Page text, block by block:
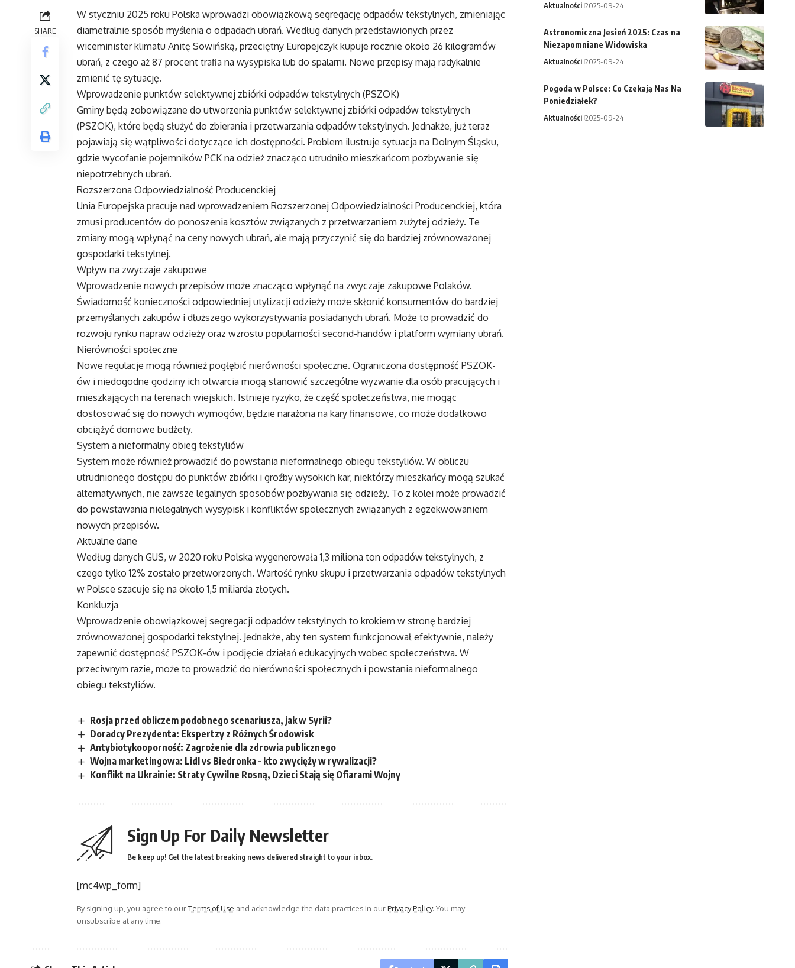
SHARE
W styczniu 2025 roku Polska wprowadzi obowiązkową segregację odpadów tekstylnych, zmieniając
diametralnie sposób myślenia o odpadach ubrań. Według danych przedstawionych przez
wiceminister klimatu Anitę Sowińską, przeciętny Europejczyk kupuje rocznie około 26 kilogramów
ubrań, z czego aż 87 procent trafia na wysypiska lub do spalarni. Nowe przepisy mają radykalnie
zmienić tę sytuację.
Wprowadzenie punktów selektywnej zbiórki odpadów tekstylnych (PSZOK)
Gminy będą zobowiązane do utworzenia punktów selektywnej zbiórki odpadów tekstylnych
(PSZOK), które będą służyć do zbierania i przetwarzania odpadów tekstylnych. Jednakże, już teraz
pojawiają się wątpliwości dotyczące ich dostępności. Problem ilustruje sytuacja na Dolnym Śląsku,
gdzie wycofanie pojemników PCK na odzież znacząco utrudniło mieszkańcom pozbywanie się
niepotrzebnych ubrań.
Rozszerzona Odpowiedzialność Producenckiej
Unia Europejska pracuje nad wprowadzeniem Rozszerzonej Odpowiedzialności Producenckiej, która
zmusi producentów do ponoszenia kosztów związanych z przetwarzaniem zużytej odzieży. Te
zmiany mogą wpłynąć na ceny nowych ubrań, ale mają przyczynić się do bardziej zrównoważonej
gospodarki tekstylnej.
Wpływ na zwyczaje zakupowe
Wprowadzenie nowych przepisów może znacząco wpłynąć na zwyczaje zakupowe Polaków.
Świadomość konieczności odpowiedniej utylizacji odzieży może skłonić konsumentów do bardziej
przemyślanych zakupów i dłuższego wykorzystywania posiadanych ubrań. Może to prowadzić do
rozwoju rynku napraw odzieży oraz wzrostu popularności second-handów i platform wymiany ubrań.
Nierówności społeczne
Nowe regulacje mogą również pogłębić nierówności społeczne. Ograniczona dostępność PSZOK-
ów i niedogodne godziny ich otwarcia mogą stanowić szczególne wyzwanie dla osób pracujących i
mieszkających na terenach wiejskich. Istnieje ryzyko, że część społeczeństwa, nie mogąc
dostosować się do nowych wymogów, będzie narażona na kary finansowe, co może dodatkowo
obciążyć domowe budżety.
System a nieformalny obieg tekstyliów
System może również prowadzić do powstania nieformalnego obiegu tekstyliów. W obliczu
utrudnionego dostępu do punktów zbiórki i groźby wysokich kar, niektórzy mieszkańcy mogą szukać
alternatywnych, nie zawsze legalnych sposobów pozbywania się odzieży. To z kolei może prowadzić
do powstawania nielegalnych wysypisk i konfliktów społecznych związanych z egzekwowaniem
nowych przepisów.
Aktualne dane
Według danych GUS, w 2020 roku Polska wygenerowała 1,3 miliona ton odpadów tekstylnych, z
czego tylko 12% zostało przetworzonych. Wartość rynku skupu i przetwarzania odpadów tekstylnych
w Polsce szacuje się na około 1,5 miliarda złotych.
Konkluzja
Wprowadzenie obowiązkowej segregacji odpadów tekstylnych to krokiem w stronę bardziej
zrównoważonej gospodarki tekstylnej. Jednakże, aby ten system funkcjonował efektywnie, należy
zapewnić dostępność PSZOK-ów i podjęcie działań edukacyjnych wobec społeczeństwa. W
przeciwnym razie, może to prowadzić do nierówności społecznych i powstania nieformalnego
obiegu tekstyliów.
Rosja przed obliczem podobnego scenariusza, jak w Syrii?
Doradcy Prezydenta: Ekspertzy z Różnych Środowisk
Antybiotykooporność: Zagrożenie dla zdrowia publicznego
Wojna marketingowa: Lidl vs Biedronka – kto zwycięży w rywalizacji?
Konflikt na Ukrainie: Straty Cywilne Rosną, Dzieci Stają się Ofiarami Wojny
Sign Up For Daily Newsletter
Be keep up! Get the latest breaking news delivered straight to your inbox.
[mc4wp_form]
By signing up, you agree to ourTerms of Use and acknowledge the data practices in ourPrivacy Policy. You may
unsubscribe at any time.
Aktualności 2025-09-24
Astronomiczna Jesień 2025: Czas na
Niezapomniane Widowiska
Aktualności 2025-09-24
Pogoda w Polsce: Co Czekają Nas Na
Poniedziałek?
Aktualności 2025-09-24